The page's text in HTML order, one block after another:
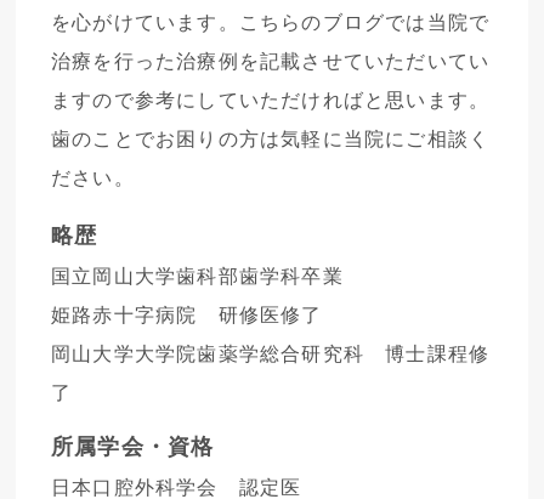
を心がけています。こちらのブログでは当院で
治療を行った治療例を記載させていただいてい
ますので参考にしていただければと思います。
歯のことでお困りの方は気軽に当院にご相談く
ださい。
略歴
国立岡山大学歯科部歯学科卒業
姫路赤十字病院 研修医修了
岡山大学大学院歯薬学総合研究科 博士課程修
了
所属学会・資格
日本口腔外科学会 認定医